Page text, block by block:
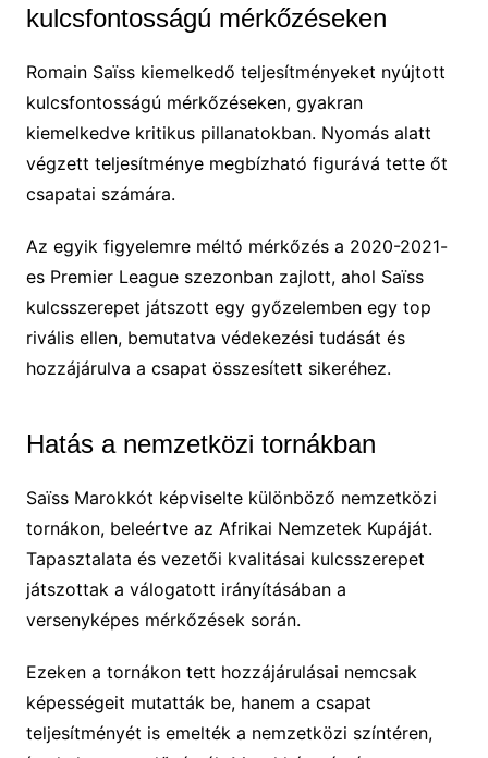
kulcsfontosságú mérkőzéseken
Romain Saïss kiemelkedő teljesítményeket nyújtott
kulcsfontosságú mérkőzéseken, gyakran
kiemelkedve kritikus pillanatokban. Nyomás alatt
végzett teljesítménye megbízható figurává tette őt
csapatai számára.
Az egyik figyelemre méltó mérkőzés a 2020-2021-
es Premier League szezonban zajlott, ahol Saïss
kulcsszerepet játszott egy győzelemben egy top
rivális ellen, bemutatva védekezési tudását és
hozzájárulva a csapat összesített sikeréhez.
Hatás a nemzetközi tornákban
Saïss Marokkót képviselte különböző nemzetközi
tornákon, beleértve az Afrikai Nemzetek Kupáját.
Tapasztalata és vezetői kvalitásai kulcsszerepet
játszottak a válogatott irányításában a
versenyképes mérkőzések során.
Ezeken a tornákon tett hozzájárulásai nemcsak
képességeit mutatták be, hanem a csapat
teljesítményét is emelték a nemzetközi színtéren,